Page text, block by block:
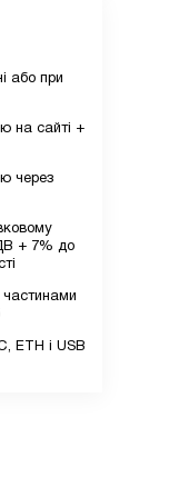
або при
на сайті +
через
+ 7% до
ETH і USB